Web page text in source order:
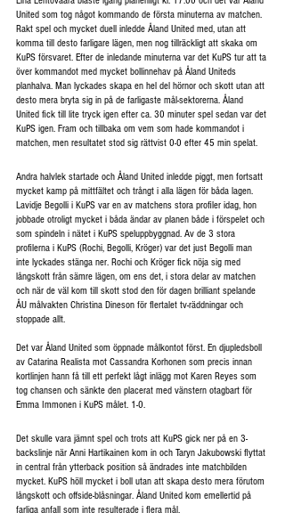
United som tog något kommando de första minuterna av matchen.
Rakt spel och mycket duell inledde Åland United med, utan att
komma till desto farligare lägen, men nog tillräckligt att skaka om
KuPS försvaret. Efter de inledande minuterna var det KuPS tur att ta
över kommandot med mycket bollinnehav på Åland Uniteds
planhalva. Man lyckades skapa en hel del hörnor och skott utan att
desto mera bryta sig in på de farligaste mål-sektorerna. Åland
United fick till lite tryck igen efter ca. 30 minuter spel sedan var det
KuPS igen. Fram och tillbaka om vem som hade kommandot i
matchen, men resultatet stod sig rättvist 0-0 efter 45 min spelat.
Andra halvlek startade och Åland United inledde piggt, men fortsatt
mycket kamp på mittfältet och trångt i alla lägen för båda lagen.
Lavidje Begolli i KuPS var en av matchens stora profiler idag, hon
jobbade otroligt mycket i båda ändar av planen både i förspelet och
som spindeln i nätet i KuPS speluppbyggnad. Av de 3 stora
profilerna i KuPS (Rochi, Begolli, Kröger) var det just Begolli man
inte lyckades stänga ner. Rochi och Kröger fick nöja sig med
långskott från sämre lägen, om ens det, i stora delar av matchen
och när de väl kom till skott stod den för dagen brilliant spelande
ÅU målvakten Christina Dineson för flertalet tv-räddningar och
stoppade allt.
Det var Åland United som öppnade målkontot först. En djupledsboll
av Catarina Realista mot Cassandra Korhonen som precis innan
kortlinjen hann få till ett perfekt lågt inlägg mot Karen Reyes som
tog chansen och sänkte den placerat med vänstern otagbart för
Emma Immonen i KuPS målet. 1-0.
Det skulle vara jämnt spel och trots att KuPS gick ner på en 3-
backslinje när Anni Hartikainen kom in och Taryn Jakubowski flyttat
in central från ytterback position så ändrades inte matchbilden
mycket. KuPS höll mycket i boll utan att skapa desto mera förutom
långskott och offside-blåsningar. Åland United kom emellertid på
farliga anfall som inte resulterade i flera mål.